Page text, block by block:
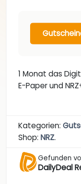
1 Monat das
E-Paper und
Kategorien:
Shop: NRZ.
Gefunden
DailyDeal